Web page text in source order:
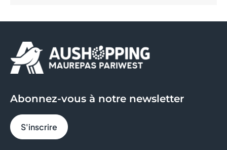
KRYS
Abonnez-vous à notre newsletter
S'inscrire